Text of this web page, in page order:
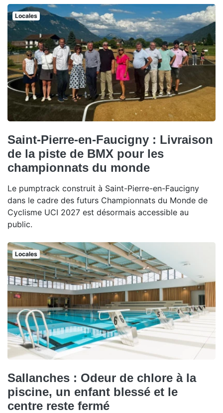
Locales
Saint-Pierre-en-Faucigny : Livraison
de la piste de BMX pour les
championnats du monde
Le pumptrack construit à Saint-Pierre-en-Faucigny
dans le cadre des futurs Championnats du Monde de
Cyclisme UCI 2027 est désormais accessible au
public.
Locales
Sallanches : Odeur de chlore à la
piscine, un enfant blessé et le
centre reste fermé